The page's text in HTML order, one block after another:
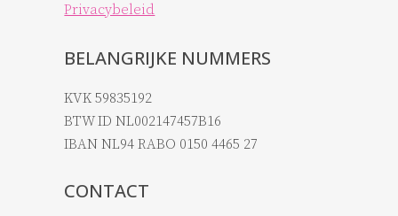
Privacybeleid
BELANGRIJKE NUMMERS
KVK 59835192
BTW ID NL002147457B16
IBAN NL94 RABO 0150 4465 27
CONTACT